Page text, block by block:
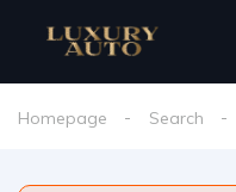
Homepage Search